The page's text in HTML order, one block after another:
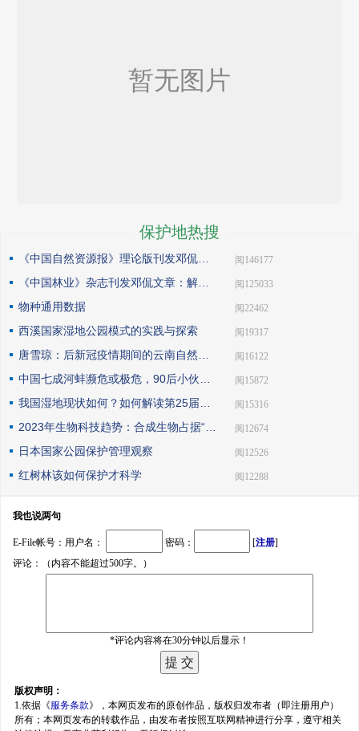
保护地热搜
| 阅146177
| 阅125033
物种通用数据 | 阅22462
西溪国家湿地公园模式的实践与探索 | 阅19317
| 阅16122
| 阅15872
| 阅15316
| 阅12674
日本国家公园保护管理观察 | 阅12526
红树林该如何保护才科学 | 阅12288
我也说两句
E-File帐号：用户名： 密码： [注册]
评论：（内容不能超过500字。）
*评论内容将在30分钟以后显示！
版权声明：
1.依据《服务条款》，本网页发布的原创作品，版权归发布者（即注册用户）
所有；本网页发布的转载作品，由发布者按照互联网精神进行分享，遵守相关